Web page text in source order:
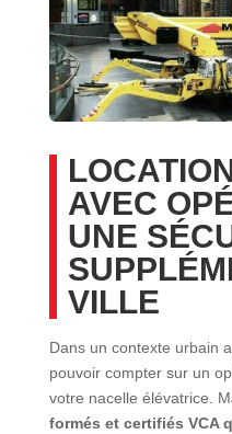
AVEC
UNE
VILLE
Dans un contexte urbain
pouvoir compter sur un
votre nacelle élévatrice.
formés et certifiés VCA